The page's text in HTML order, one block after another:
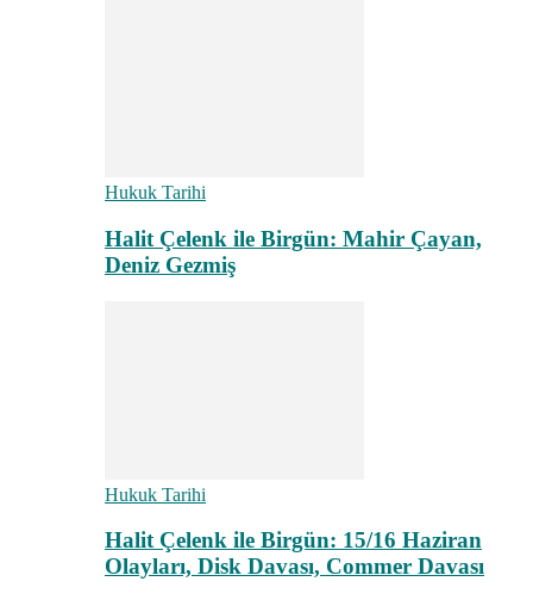
Hukuk Tarihi
Halit Çelenk ile Birgün: Mahir Çayan,
Deniz Gezmiş
Hukuk Tarihi
Halit Çelenk ile Birgün: 15/16 Haziran
Olayları, Disk Davası, Commer Davası